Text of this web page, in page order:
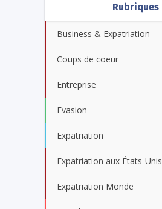
Rubriques
Business & Expatriation
Coups de coeur
Entreprise
Evasion
Expatriation
Expatriation aux États-Unis
Expatriation Monde